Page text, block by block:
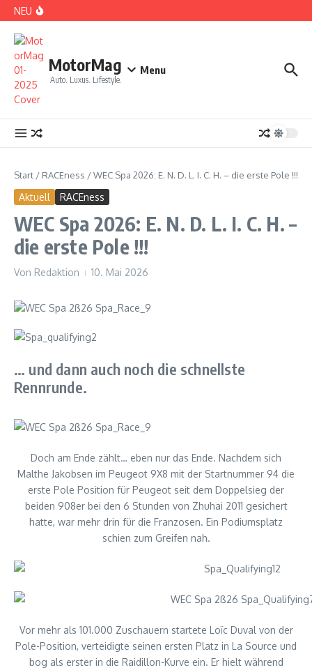
Zum Inhalt springen
NEU
MotorMag
Auto. Luxus. Lifestyle.
Menu
Start / RACEness /WEC Spa 2026: E. N. D. L. I. C. H. – die erste Pole !!!
Aktuell RACEness
WEC Spa 2026: E. N. D. L. I. C. H. –
die erste Pole !!!
Von Redaktion 10. Mai 2026
… und dann auch noch die schnellste
Rennrunde.
Doch am Ende zählt… eben nur das Ende. Nachdem sich
Malthe Jakobsen im Peugeot 9X8 mit der Startnummer 94 die
erste Pole Position für Peugeot seit dem Doppelsieg der
beiden 908er bei den 6 Stunden von Zhuhai 2011 gesichert
hatte, war mehr drin für die Franzosen. Ein Podiumsplatz
schien zum Greifen nah.
Vor mehr als 101.000 Zuschauern startete Loïc Duval von der
Pole-Position, verteidigte seinen ersten Platz in La Source und
bog als erster in die Raidillon-Kurve ein. Er hielt während